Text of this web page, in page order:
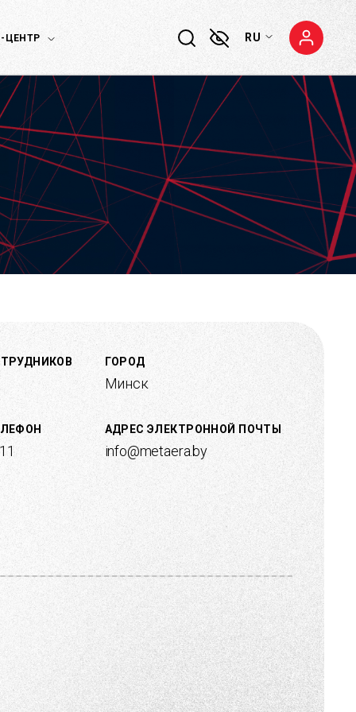
ЦЕНТР RU
ГОРОД
Минск
АДРЕС ЭЛЕКТРОННОЙ ПОЧТЫ
info@metaera.by